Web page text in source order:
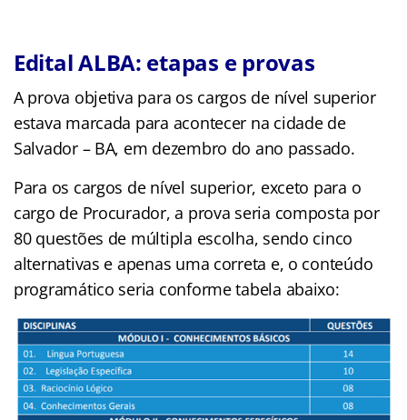
Edital ALBA: etapas e provas
A prova objetiva para os cargos de nível superior
estava marcada para acontecer na cidade de
Salvador – BA, em dezembro do ano passado.
Para os cargos de nível superior, exceto para o
cargo de Procurador, a prova seria composta por
80 questões de múltipla escolha, sendo cinco
alternativas e apenas uma correta e, o conteúdo
programático seria conforme tabela abaixo: